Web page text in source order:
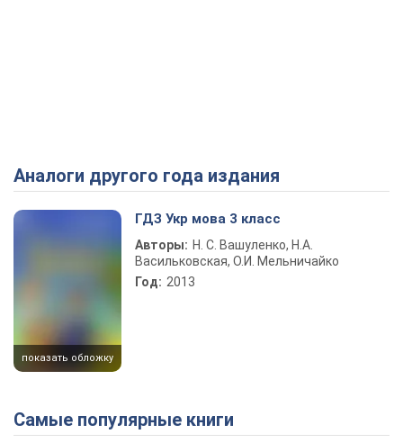
Аналоги другого года издания
показать обложку
ГДЗ Укр мова 3 класс
Авторы: Н. С. Вашуленко, Н.А.
Васильковская, О.И. Мельничайко
Год: 2013
Самые популярные книги